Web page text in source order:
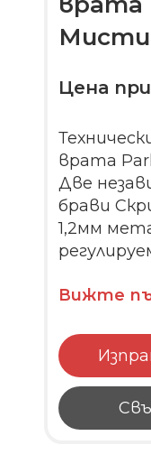
Цена
врата
Две
брави
1,2мм
Вижте